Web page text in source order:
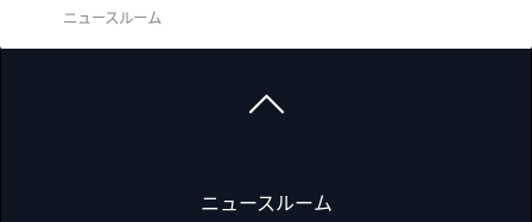
ニュースルーム
ニュースルーム